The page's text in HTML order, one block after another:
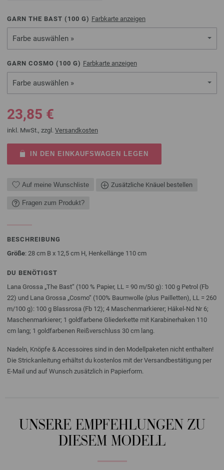
GARN THE BAST ( 100 G) Farbkarte anzeigen
Farbe auswählen »
GARN COSMO ( 100 G) Farbkarte anzeigen
Farbe auswählen »
23,85 €
inkl. MwSt., zzgl. Versandkosten
IN DEN EINKAUFSWAGEN LEGEN
Auf meine Wunschliste Zusätzliche Knäuel bestellen
Fragen zum Produkt?
BESCHREIBUNG
Größe: 28 cm B x 12,5 cm H, Henkellänge 110 cm
DU BENÖTIGST
Lana Grossa „The Bast“ (100 % Papier, LL = 90 m/50 g): 100 g Petrol (Fb
22) und Lana Grossa „Cosmo“ (100% Baumwolle (plus Pailletten), LL = 260
m/100 g): 100 g Blassrosa (Fb 12); 4 Maschenmarkierer; Häkel-Nd Nr 6;
Maschenmarkierer; 1 goldfarbene Gliederkette mit Karabinerhaken 110
cm lang; 1 goldfarbenen Reißverschluss 30 cm lang.
Nadeln, Knöpfe & Accessoires sind in den Modellpaketen nicht enthalten!
Die Strickanleitung erhältst du kostenlos mit der Versandbestätigung per
E-Mail und auf Wunsch zusätzlich in Papierform.
UNSERE EMPFEHLUNGEN ZU
DIESEM MODELL